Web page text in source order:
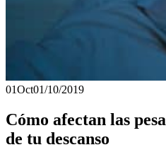
01Oct01/10/2019
Cómo afectan las
de tu descanso